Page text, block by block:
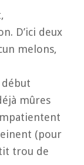
D’ici deux
melons,
mûres
(pour
trou de